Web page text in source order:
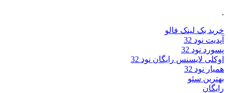
.
خرید بک لینک فالو
آپدیت نود 32
پسورد نود 32
اوکلی لایسنس رایگان نود 32
همیار نود 32
بهترین سئو
رایگان